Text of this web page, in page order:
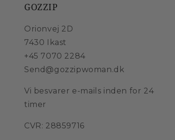
GOZZIP
Orionvej 2D
7430 Ikast
+45 7070 2284
Send@gozzipwoman.dk
Vi besvarer e-mails inden for 24
timer
CVR: 28859716